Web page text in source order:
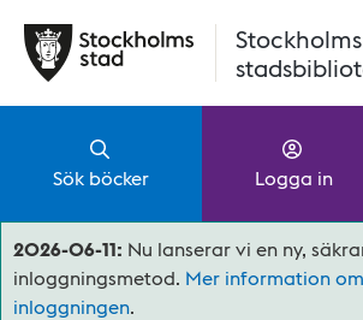
Stockholms
Sök böcker Logga in
2026-06-11: Nu lanserar vi en ny,
inloggningsmetod. Mer information
inloggningen.